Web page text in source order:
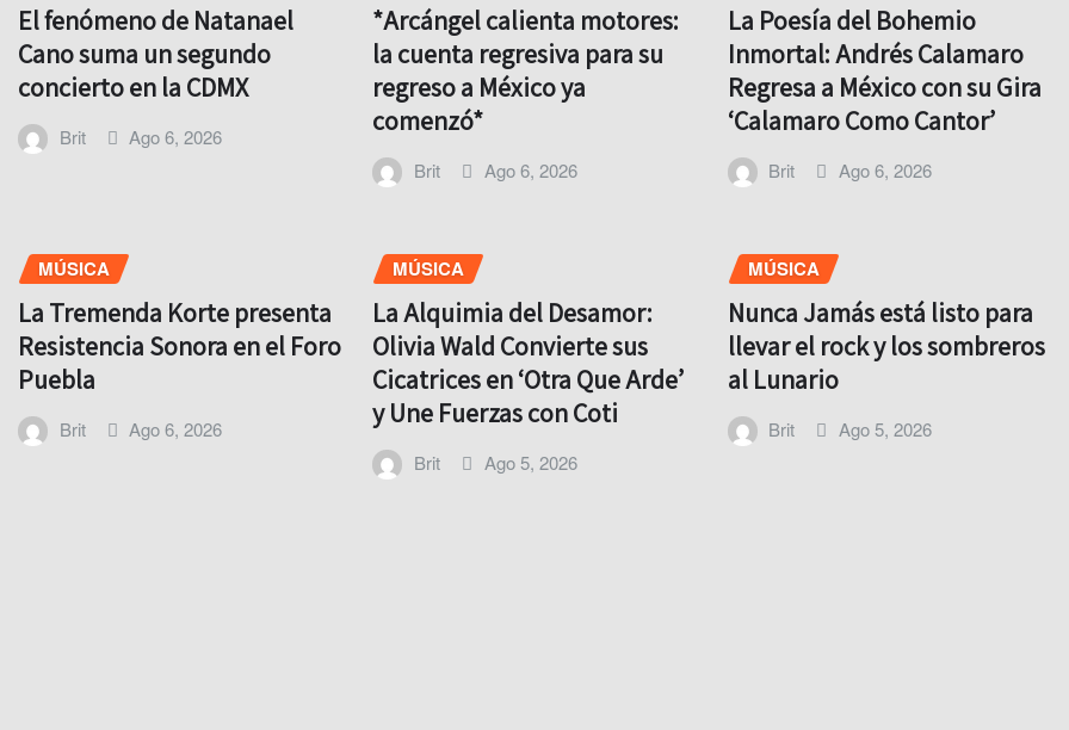
El fenómeno de Natanael
Cano suma un segundo
concierto en la CDMX
Brit Ago 6, 2026
*Arcángel calienta motores:
la cuenta regresiva para su
regreso a México ya
comenzó*
Brit Ago 6, 2026
La Poesía del Bohemio
Inmortal: Andrés Calamaro
Regresa a México con su Gira
‘Calamaro Como Cantor’
Brit Ago 6, 2026
MÚSICA
La Tremenda Korte presenta
Resistencia Sonora en el Foro
Puebla
Brit Ago 6, 2026
MÚSICA
La Alquimia del Desamor:
Olivia Wald Convierte sus
Cicatrices en ‘Otra Que Arde’
y Une Fuerzas con Coti
Brit Ago 5, 2026
MÚSICA
Nunca Jamás está listo para
llevar el rock y los sombreros
al Lunario
Brit Ago 5, 2026